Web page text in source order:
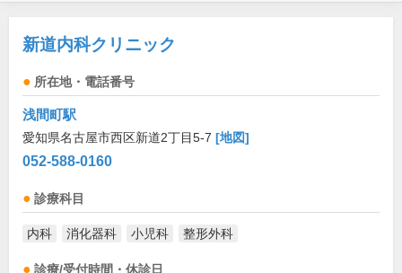
新道内科クリニック
所在地・電話番号
浅間町駅
愛知県名古屋市西区新道2丁目5-7 [地図]
052-588-0160
診療科目
内科 消化器科 小児科 整形外科
診療/受付時間・休診日